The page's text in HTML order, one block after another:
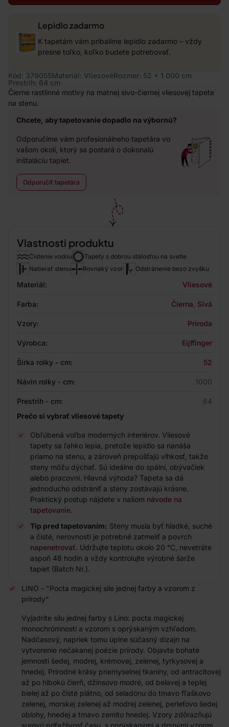
Lepidlo zadarmo
K tapetám vám pribalíme lepidlo zadarmo – vždy
presne toľko, koľko budete potrebovať.
Kód: 379055Materiál: VliesovéRozmer: 52 x 1 000 cm
Prestrih: 64 cm
Čierne rastlinné motívy na matnej sivo-čiernej vliesovej tapete
na stenu.
Chcete, aby tapetovanie dopadlo na výbornú?
Odporučíme vám profesionálneho tapetára vo
vašom okolí, ktorý sa postará o dokonalú
inštaláciu tapiet.
Odporučiť tapetára
Vlastnosti produktu
Čistenie vodou
Tapety s dobrou stálosťou na svetle
Natierať stenu
Rovnaký vzor Odstránenie bezo zvyšku
Materiál: Vliesové
Farba: Čierna Sivá
Vzory: Príroda
Výrobca: Eijffinger
Šírka rolky - cm: 52
Návin rolky - cm: 1000
Prestrih - cm:
64
Prečo si vybrať vliesové tapety
Obľúbená voľba moderných interiérov. Vliesové
tapety sa ľahko lepia, pretože lepidlo sa nanáša
priamo na stenu, a zároveň prepúšťajú vlhkosť, takže
steny môžu dýchať. Sú ideálne do spální, obývačiek
alebo pracovní. Hlavná výhoda? Tapeta sa dá
jednoducho odstrániť a steny zostávajú krásne.
Praktický postup nájdete v našom návode na
tapetovanie.
Tip pred tapetovaním: Steny musia byť hladké, suché
a čisté, nerovnosti je potrebné zatmeliť a povrch
napenetrovať. Udržujte teplotu okolo 20 °C, nevetráte
aspoň 48 hodín a vždy kontrolujte výrobné šarže
tapiet (Batch Nr.).
LINO - "Pocta magickej sile jednej farby a vzorom z
prírody“
Vyjadrite silu jednej farby s Lino: pocta magickej
monochrómnosti a vzorom s oprýskaným vzhľadom.
Nadčasový, napriek tomu úplne súčasný dizajn na
vytvorenie nečakanej poézie prírody. Objavte bohaté
jemnosti šedej, modrej, krémovej, zelenej, tyrkysovej a
hnedej. Prírodné krásy priemyselnej tkaniny, od antracitovej
až po hlbokú čierň, džínsovo modré, od belavej a teplej
bielej až po čisté plátno, od seladónu do tmavo fľaškovo
zelenej, morskej zelenej až modrej zelenej, perleťovo šedej
oblohy, hnedej a tmavo zemito hnedej. Vzory zdôrazňujú
surovú príťažlivosť času, s oprýskanými a drsnými vzormi